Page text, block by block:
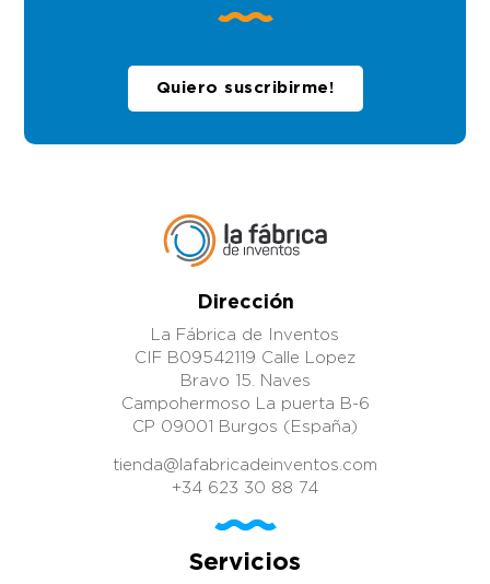
Quiero suscribirme!
Dirección
La Fábrica de Inventos
CIF B09542119 Calle Lopez
Bravo 15. Naves
Campohermoso La puerta B-6
CP 09001 Burgos (España)
tienda@lafabricadeinventos.com
+34 623 30 88 74
Servicios